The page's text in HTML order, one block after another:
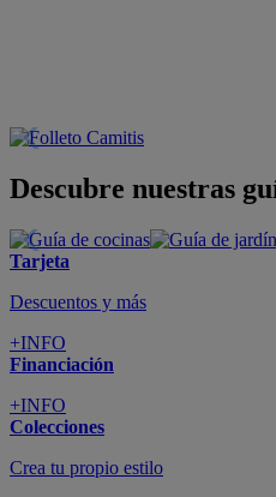
Descubre nuestras
Tarjeta
Descuentos y más
+INFO
Financiación
+INFO
Colecciones
Crea tu propio estilo